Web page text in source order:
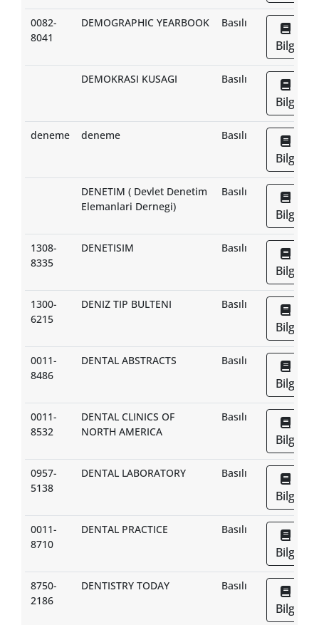
0082-
8041
DEMOGRAPHIC YEARBOOK Basılı
Bilgi
DEMOKRASI KUSAGI Basılı
Bilgi
deneme deneme Basılı
Bilgi
DENETIM ( Devlet Denetim
Elemanlari Dernegi)
Basılı
Bilgi
1308-
8335
DENETISIM Basılı
Bilgi
1300-
6215
DENIZ TIP BULTENI Basılı
Bilgi
0011-
8486
DENTAL ABSTRACTS Basılı
Bilgi
0011-
8532
DENTAL CLINICS OF
NORTH AMERICA
Basılı
Bilgi
0957-
5138
DENTAL LABORATORY Basılı
Bilgi
0011-
8710
DENTAL PRACTICE Basılı
Bilgi
8750-
2186
DENTISTRY TODAY Basılı
Bilgi